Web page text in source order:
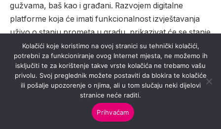
gužvama, baš kao i građani. Razvojem digitalne
platforme koja će imati funkcionalnost izvještavanja
uživo o stanju prometa u gradu, prikazivat će se stanje
gužve, vrijeme čekanja, kao i informacije o voznom
redu, te omogućiti prediktivni kalendar prometnih
gužvi na određeni dan u godini. Sustav će koristiti
svima koji planiraju svoje putovanje, kao i gradskoj
upravi za koordinaciju gužve i uvođenje veće
Kolačići koje koristimo na ovoj stranici su tehnički kolačići,
potrebni za funkcioniranje ovog Internet mjesta, ne možemo ih
isključiti te za korištenje takve vrste kolačića ne trebamo vašu
privolu. Svoj preglednik možete postaviti da blokira te kolačiće
ili pošalje upozorenje o njima, ali u tom slučaju neki dijelovi
stranice neće raditi.
Prihvaćam